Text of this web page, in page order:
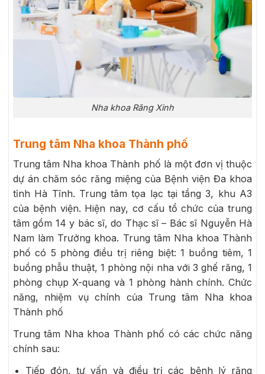
Nha khoa Răng Xinh
Trung tâm Nha khoa Thành phố
Trung tâm Nha khoa Thành phố là một đơn vị thuộc
dự án chăm sóc răng miệng của Bệnh viện Đa khoa
tỉnh Hà Tĩnh. Trung tâm tọa lạc tại tầng 3, khu A3
của bệnh viện. Hiện nay, cơ cấu tổ chức của trung
tâm gồm 14 y bác sĩ, do Thạc sĩ – Bác sĩ Nguyễn Hà
Nam làm Trưởng khoa. Trung tâm Nha khoa Thành
phố có 5 phòng điều trị riêng biệt: 1 buồng tiêm, 1
buồng phẫu thuật, 1 phòng nội nha với 3 ghế răng, 1
phòng chụp X-quang và 1 phòng hành chính. Chức
năng, nhiệm vụ chính của Trung tâm Nha khoa
Thành phố
Trung tâm Nha khoa Thành phố có các chức năng
chính sau:
Tiếp đón, tư vấn và điều trị các bệnh lý răng